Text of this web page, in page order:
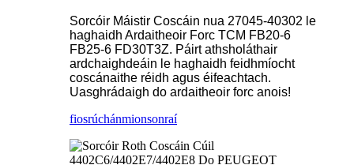
Sorcóir Máistir Coscáin nua 27045-40302 le
haghaidh Ardaitheoir Forc TCM FB20-6
FB25-6 FD30T3Z. Páirt athsholáthair
ardchaighdeáin le haghaidh feidhmíocht
coscánaithe réidh agus éifeachtach.
Uasghrádaigh do ardaitheoir forc anois!
fiosrúchánmionsonraí